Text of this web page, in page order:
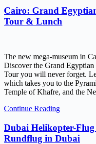
Cairo: Grand
Tour & Lunch
The new mega-museum in
Discover the Grand
Tour you will never forget.
which takes you to the
Temple of Khafre, and the
Continue Reading
Dubai Helikopter-
Rundflug in Dubai